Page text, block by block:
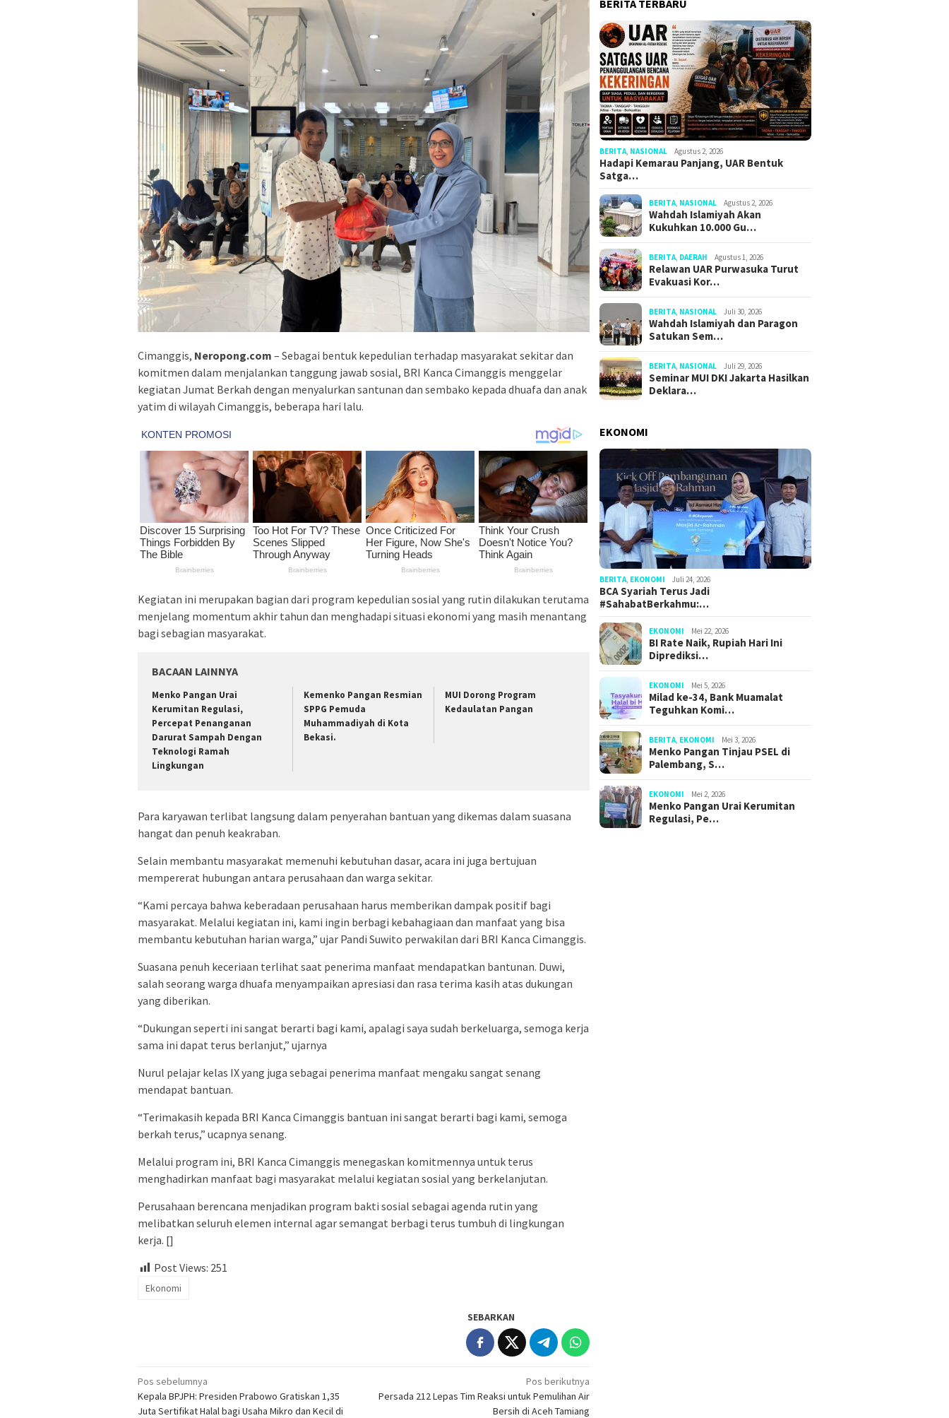
Cimanggis, Neropong.com – Sebagai bentuk kepedulian terhadap masyarakat sekitar dan
komitmen dalam menjalankan tanggung jawab sosial, BRI Kanca Cimanggis menggelar
kegiatan Jumat Berkah dengan menyalurkan santunan dan sembako kepada dhuafa dan anak
yatim di wilayah Cimanggis, beberapa hari lalu.
Kegiatan ini merupakan bagian dari program kepedulian sosial yang rutin dilakukan terutama
menjelang momentum akhir tahun dan menghadapi situasi ekonomi yang masih menantang
bagi sebagian masyarakat.
BACAAN LAINNYA
Menko Pangan Urai
Kerumitan Regulasi,
Percepat Penanganan
Darurat Sampah Dengan
Teknologi Ramah
Lingkungan
Kemenko Pangan Resmian
SPPG Pemuda
Muhammadiyah di Kota
Bekasi.
MUI Dorong Program
Kedaulatan Pangan
Para karyawan terlibat langsung dalam penyerahan bantuan yang dikemas dalam suasana
hangat dan penuh keakraban.
Selain membantu masyarakat memenuhi kebutuhan dasar, acara ini juga bertujuan
mempererat hubungan antara perusahaan dan warga sekitar.
“Kami percaya bahwa keberadaan perusahaan harus memberikan dampak positif bagi
masyarakat. Melalui kegiatan ini, kami ingin berbagi kebahagiaan dan manfaat yang bisa
membantu kebutuhan harian warga,” ujar Pandi Suwito perwakilan dari BRI Kanca Cimanggis.
Suasana penuh keceriaan terlihat saat penerima manfaat mendapatkan bantunan. Duwi,
salah seorang warga dhuafa menyampaikan apresiasi dan rasa terima kasih atas dukungan
yang diberikan.
“Dukungan seperti ini sangat berarti bagi kami, apalagi saya sudah berkeluarga, semoga kerja
sama ini dapat terus berlanjut,” ujarnya
Nurul pelajar kelas IX yang juga sebagai penerima manfaat mengaku sangat senang
mendapat bantuan.
“Terimakasih kepada BRI Kanca Cimanggis bantuan ini sangat berarti bagi kami, semoga
berkah terus,” ucapnya senang.
Melalui program ini, BRI Kanca Cimanggis menegaskan komitmennya untuk terus
menghadirkan manfaat bagi masyarakat melalui kegiatan sosial yang berkelanjutan.
Perusahaan berencana menjadikan program bakti sosial sebagai agenda rutin yang
melibatkan seluruh elemen internal agar semangat berbagi terus tumbuh di lingkungan
kerja. []
Post Views: 251
Ekonomi
SEBARKAN
Navigasi
pos
Pos sebelumnya
Kepala BPJPH: Presiden Prabowo Gratiskan 1,35
Juta Sertifikat Halal bagi Usaha Mikro dan Kecil di
Pos berikutnya
Persada 212 Lepas Tim Reaksi untuk Pemulihan Air
Bersih di Aceh Tamiang
BERITA TERBARU
BERITA NASIONAL Agustus 2, 2026
Hadapi Kemarau Panjang, UAR Bentuk
Satga…
BERITA NASIONAL Agustus 2, 2026
Wahdah Islamiyah Akan
Kukuhkan 10.000 Gu…
BERITA DAERAH Agustus 1, 2026
Relawan UAR Purwasuka Turut
Evakuasi Kor…
BERITA NASIONAL Juli 30, 2026
Wahdah Islamiyah dan Paragon
Satukan Sem…
BERITA NASIONAL Juli 29, 2026
Seminar MUI DKI Jakarta Hasilkan
Deklara…
EKONOMI
BERITA EKONOMI Juli 24, 2026
BCA Syariah Terus Jadi
#SahabatBerkahmu:…
EKONOMI Mei 22, 2026
BI Rate Naik, Rupiah Hari Ini
Diprediksi…
EKONOMI Mei 5, 2026
Milad ke-34, Bank Muamalat
Teguhkan Komi…
BERITA EKONOMI Mei 3, 2026
Menko Pangan Tinjau PSEL di
Palembang, S…
EKONOMI Mei 2, 2026
Menko Pangan Urai Kerumitan
Regulasi, Pe…